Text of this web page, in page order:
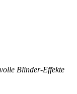
Blinder-Effekte